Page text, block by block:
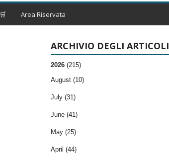
🛒 Area Riservata
ARCHIVIO DEGLI ARTICOLI
2026 (215)
August (10)
July (31)
June (41)
May (25)
April (44)